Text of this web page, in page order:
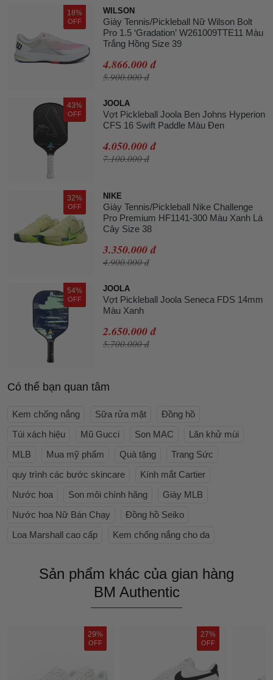
18%
OFF
WILSON
Giày Tennis/Pickleball Nữ Wilson Bolt
Pro 1.5 ‘Gradation’ W261009TTE11 Màu
Trắng Hồng Size 39
4.866.000 đ
5.900.000 đ
43%
OFF
JOOLA
Vợt Pickleball Joola Ben Johns Hyperion
CFS 16 Swift Paddle Màu Đen
4.050.000 đ
7.100.000 đ
32%
OFF
NIKE
Giày Tennis/Pickleball Nike Challenge
Pro Premium HF1141-300 Màu Xanh Lá
Cây Size 38
3.350.000 đ
4.900.000 đ
54%
OFF
JOOLA
Vợt Pickleball Joola Seneca FDS 14mm
Màu Xanh
2.650.000 đ
5.700.000 đ
Có thể bạn quan tâm
Kem chống nắng Sữa rửa mặt
Đồng hồ
Túi xách hiệu
Mũ Gucci Son MAC
Lăn khử mùi
MLB
Mua mỹ phẩm Quà tặng
Trang Sức
quy trình các bước skincare
Kính mắt Cartier
Nước hoa
Son môi chính hãng
Giày MLB
Nước hoa Nữ Bán Chạy
Đồng hồ Seiko
Loa Marshall cao cấp
Kem chống nắng cho da
Sản phẩm khác của gian hàng
BM Authentic
29%
OFF
27%
OFF